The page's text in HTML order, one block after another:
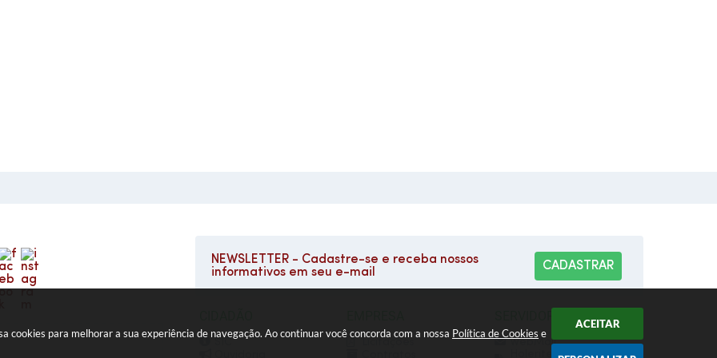
cookies para melhorar a sua experiência de navegação. Ao continuar você concorda com a nossa Política de Cookies e
ACEITAR
NEWSLETTER - Cadastre-se e receba nossos
informativos em seu e-mail
CADASTRAR
WebMail
Holerite On-line